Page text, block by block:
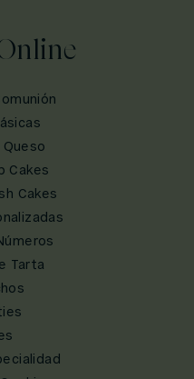
Queso
Cakes
Cakes
Tarta